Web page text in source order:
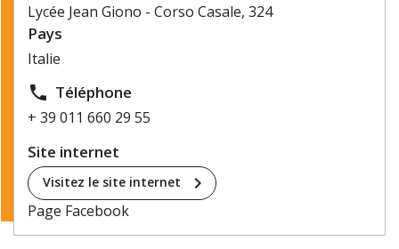
Lycée Jean Giono - Corso Casale, 324
Pays
Italie
local_phone Téléphone
+ 39 011 660 29 55
Site internet
Visitez le site internet chevron_right
Page Facebook